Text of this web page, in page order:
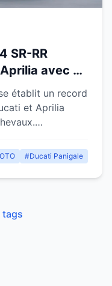
SR-RR
avec un
établit un record
et Aprilia
#Ducati Panigale